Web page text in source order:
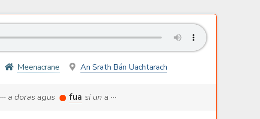
Meenacrane An Srath Bán Uachtarach
··· a doras agus fua sí un a ···